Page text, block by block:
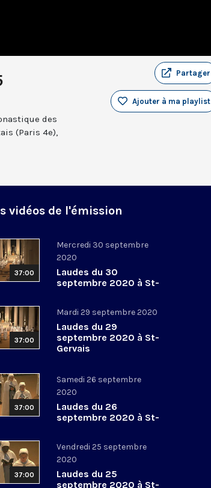
Partager
Ajouter à ma playlist
des
(Paris 4e),
vidéos de l'émission
37:00
Mercredi 30 septembre
2020
Laudes du 30
septembre 2020 à St-
37:00
Mardi 29 septembre 2020
Laudes du 29
septembre 2020 à St-
Gervais
37:00
Samedi 26 septembre
2020
Laudes du 26
septembre 2020 à St-
37:00
Vendredi 25 septembre
2020
Laudes du 25
septembre 2020 à St-